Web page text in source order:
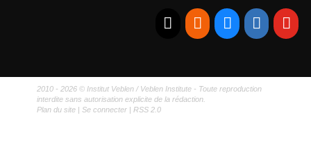
2010 - 2026 © Institut Veblen / Veblen Institute - Toute reproduction
interdite sans autorisation explicite de la rédaction.
Plan du site |Se connecter RSS 2.0